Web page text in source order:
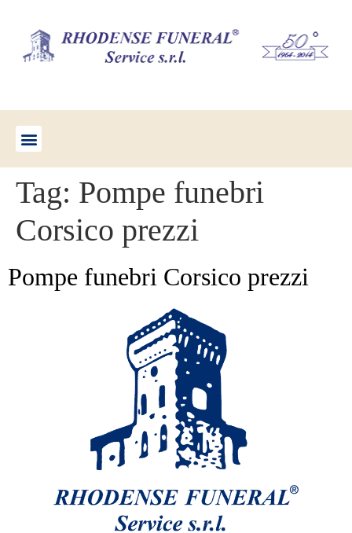
Tag: Pompe funebri
Corsico prezzi
Pompe funebri Corsico prezzi